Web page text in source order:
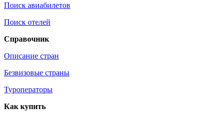
Поиск авиабилетов
Поиск отелей
Справочник
Описание стран
Безвизовые страны
Туроператоры
Как купить